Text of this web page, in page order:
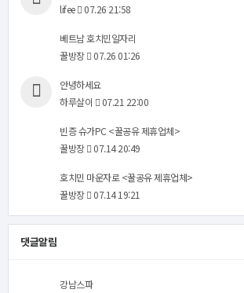
lifee
07.26 21:58
베트남 호치민일자리
꿀방장
07.26 01:26
안녕하세요
하루살이
07.21 22:00
빈증 슈가PC <꿀공유 제휴업체>
꿀방장
07.14 20:49
호치민 마운자로 <꿀공유 제휴업체>
꿀방장
07.14 19:21
댓글알림
강남스파